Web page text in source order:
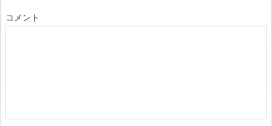
コメント